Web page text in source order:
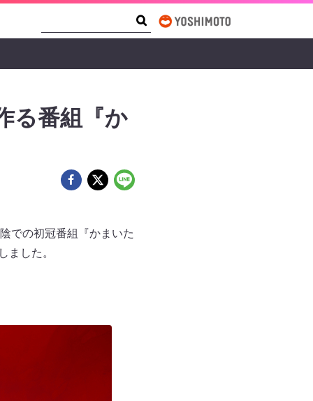
る番組『か
での初冠番組『かまいた
ました。